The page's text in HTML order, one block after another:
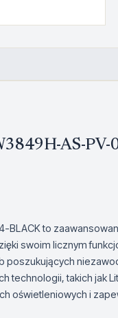
AS-PV-
BLACK to
swoim licznym
poszukujących
takich jak
oświetleniowych i